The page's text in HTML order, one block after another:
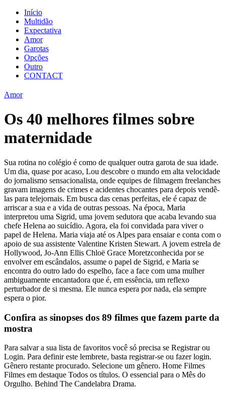
Início
Multidão
Expectativa
Amor
Garotas
Opções
Outro
CONTACT
Amor
Os 40 melhores filmes sobre
maternidade
Sua rotina no colégio é como de qualquer outra garota de sua idade.
Um dia, quase por acaso, Lou descobre o mundo em alta velocidade
do jornalismo sensacionalista, onde equipes de filmagem freelanches
gravam imagens de crimes e acidentes chocantes para depois vendê-
las para telejornais. Em busca das cenas perfeitas, ele é capaz de
arriscar a sua e a vida de outras pessoas. Na época, Maria
interpretou uma Sigrid, uma jovem sedutora que acaba levando sua
chefe Helena ao suicídio. Agora, ela foi convidada para viver o
papel de Helena. Maria viaja até os Alpes para ensaiar e conta com o
apoio de sua assistente Valentine Kristen Stewart. A jovem estrela de
Hollywood, Jo-Ann Ellis Chloë Grace Moretzconhecida por se
envolver em escândalos, assume o papel de Sigrid, e Maria se
encontra do outro lado do espelho, face a face com uma mulher
ambiguamente encantadora que é, em essência, um reflexo
perturbador de si mesma. Ele nunca espera por nada, ela sempre
espera o pior.
Confira as sinopses dos 89 filmes que fazem parte da
mostra
Para salvar a sua lista de favoritos você só precisa se Registrar ou
Login. Para definir este lembrete, basta registrar-se ou fazer login.
Gênero restante procurado. Selecione um gênero. Home Filmes
Filmes em destaque Todos os títulos. O essencial para o Mês do
Orgulho. Behind The Candelabra Drama.